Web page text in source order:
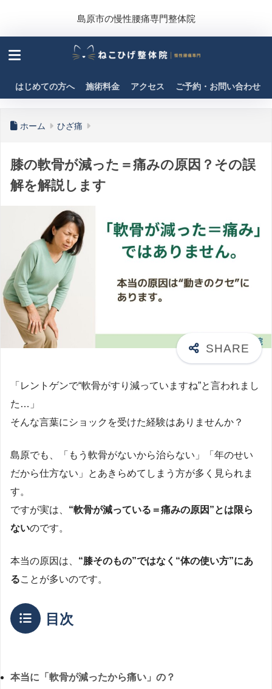
島原市の慢性腰痛専門整体院
はじめての方へ 施術料金 アクセス ご予約・お問い合わせ
ホーム ひざ痛
膝の軟骨が減った＝痛みの原因？その誤
解を解説します
「レントゲンで“軟骨がすり減っていますね”と言われまし
た…」
そんな言葉にショックを受けた経験はありませんか？
島原でも、「もう軟骨がないから治らない」「年のせい
だから仕方ない」とあきらめてしまう方が多く見られま
す。
ですが実は、 “軟骨が減っている＝痛みの原因”とは限ら
ないのです。
本当の原因は、 “膝そのもの”ではなく“体の使い方”にあ
ることが多いのです。
目次
本当に「軟骨が減ったから痛い」の？